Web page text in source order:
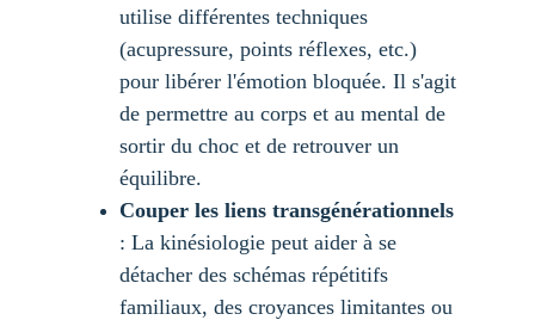
utilise différentes techniques
(acupressure, points réflexes, etc.)
pour libérer l'émotion bloquée. Il s'agit
de permettre au corps et au mental de
sortir du choc et de retrouver un
équilibre.
Couper les liens transgénérationnels
: La kinésiologie peut aider à se
détacher des schémas répétitifs
familiaux, des croyances limitantes ou